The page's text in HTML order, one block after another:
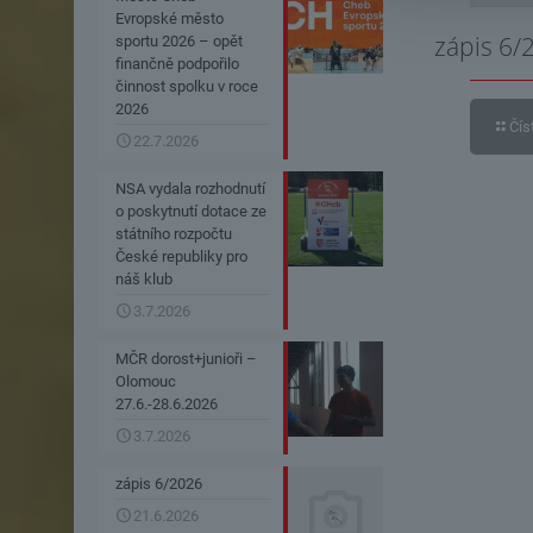
zápis 6/
Evropské město
sportu 2026 – opět
finančně podpořilo
činnost spolku v roce
2026
22.7.2026
NSA vydala rozhodnutí
o poskytnutí dotace ze
státního rozpočtu
České republiky pro
náš klub
3.7.2026
MČR dorost+junioři –
Olomouc
27.6.-28.6.2026
3.7.2026
zápis 6/2026
21.6.2026